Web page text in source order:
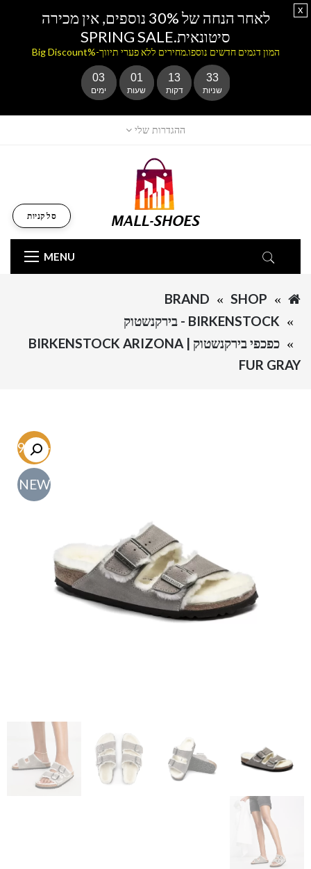
ההגדרות שלי
MENU
סל קניות
SHOP
BRAND
BIRKENSTOCK - בירקנשטוק
כפכפי בירקנשטוק | BIRKENSTOCK ARIZONA
FUR GRAY
-59.3%
NEW
לאחר הנחה של 30% נוספים, אין מכירה
סיטונאית.SPRING SALE
המון דגמים חדשים נוספו.מחירים ללא פערי תיווך-%Big Discount
03
ימים
01
שעות
13
דקות
33
שניות
x